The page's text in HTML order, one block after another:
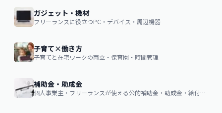
ガジェット・機材
フリーランスに役立つPC・デバイス・周辺機器
子育て×働き方
子育てと在宅ワークの両立・保育園・時間管理
補助金・助成金
個人事業主・フリーランスが使える公的補助金・助成金・給付金の申請ガイド